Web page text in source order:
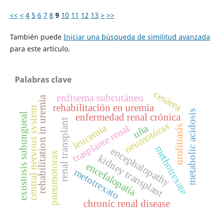
<< < 4 5 6 7 8 9 10 11 12 13 > >>
También puede Iniciar una búsqueda de similitud avanzada
para este artículo.
Palabras clave
trasplante renal
enfermedad renal crónica
rehabilitación en uremia
kidney transplant
renal transplant
chronic renal disease
rehabilitation in uremia enfisema subcutáneo
neumotórax
pneumotorax encefalopatía
metotrexato
leucemia
encephalopathymethotrexate
central nervous system urolitiasismetabolic acidosis
exostosis subungueal uña
cesárea